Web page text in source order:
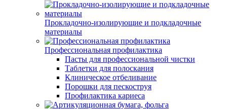
Прокладочно-изолирующие и подкладочные
материалы
Профессиональная профилактика
Пасты для профессиональной чистки
Таблетки для полоскания
Клиническое отбеливание
Порошки для пескоструя
Профилактика кариеса